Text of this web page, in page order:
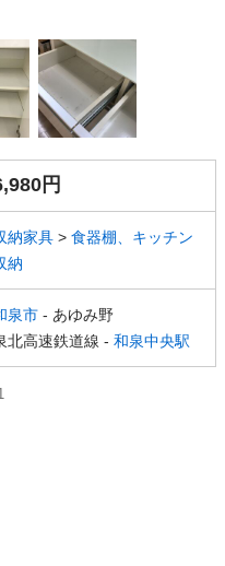
円
納家具 > 食器棚、キッチン
納
泉市 - あゆみ野
北高速鉄道線 - 和泉中央駅